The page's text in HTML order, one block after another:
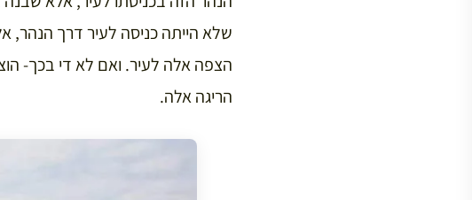
שלא הייתה כניסה לעיר דרך
הצפה אלה לעיר. ואם לא די בכך-
הריגה אלה.